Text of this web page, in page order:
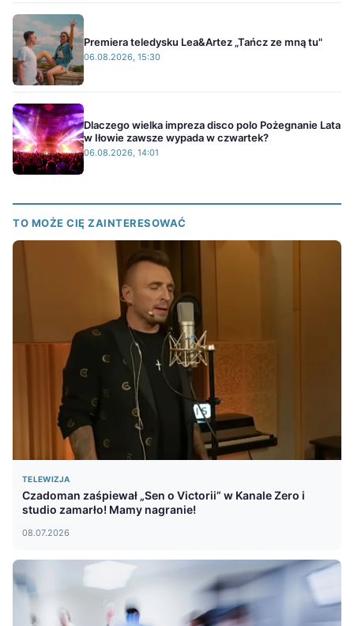
Premiera teledysku Lea&Artez „Tańcz ze mną tu"
06.08.2026, 15:30
Dlaczego wielka impreza disco polo Pożegnanie Lata
w Iłowie zawsze wypada w czwartek?
06.08.2026, 14:01
TO MOŻE CIĘ ZAINTERESOWAĆ
TELEWIZJA
Czadoman zaśpiewał „Sen o Victorii” w Kanale Zero i
studio zamarło! Mamy nagranie!
08.07.2026